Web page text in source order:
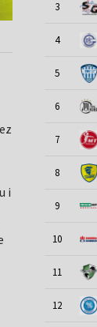
i
3
4
5
6
7
8
9
10
11
12